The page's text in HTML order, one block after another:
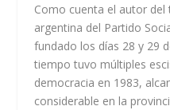
Como cuenta el autor
argentina del Partido
fundado los días 28 y 29
tiempo tuvo múltiples
democracia en 1983,
considerable en la